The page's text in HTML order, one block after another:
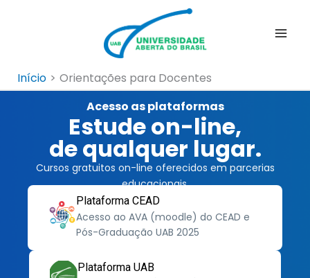
Início
Orientações para Docentes
Acesso as plataformas
Estude on-line,
de qualquer lugar.
Cursos gratuitos on-line oferecidos em parcerias
educacionais.
Plataforma CEAD
Acesso ao AVA (moodle) do CEAD e
Pós-Graduação UAB 2025
Plataforma UAB